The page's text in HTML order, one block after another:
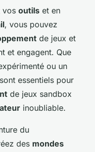
vos outils et en
, vous pouvez
de jeux et
et engagent. Que
ou un
essentiels pour
de jeux sandbox
inoubliable.
du
des mondes